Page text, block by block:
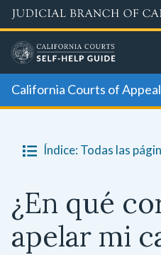
Skip
to
main
content
California Courts of Appeal
Índice: Todas las
¿En qué
apelar mi